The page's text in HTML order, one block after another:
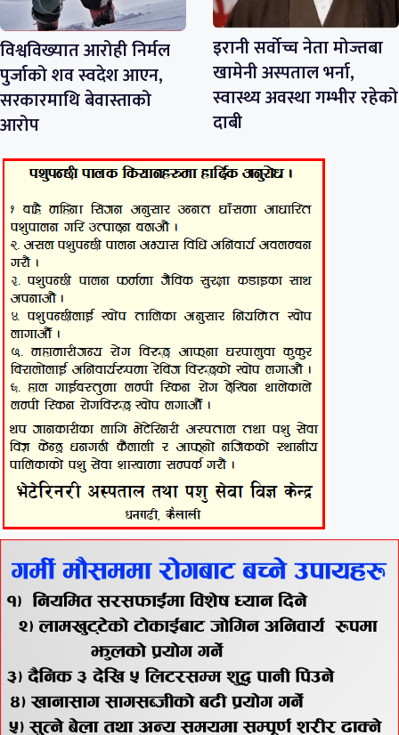
विश्वविख्यात आरोही निर्मल
पुर्जाको शव स्वदेश आएन,
सरकारमाथि बेवास्ताको
आरोप
इरानी सर्वोच्च नेता मोज्तबा
खामेनी अस्पताल भर्ना,
स्वास्थ्य अवस्था गम्भीर रहेको
दाबी